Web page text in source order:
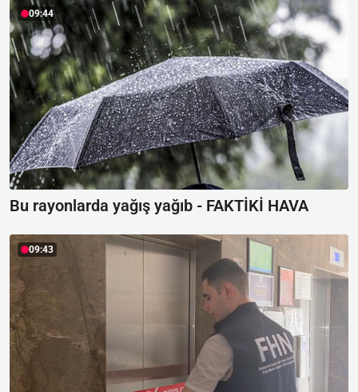
09:44
Bu rayonlarda yağış yağıb - FAKTİKİ HAVA
09:43